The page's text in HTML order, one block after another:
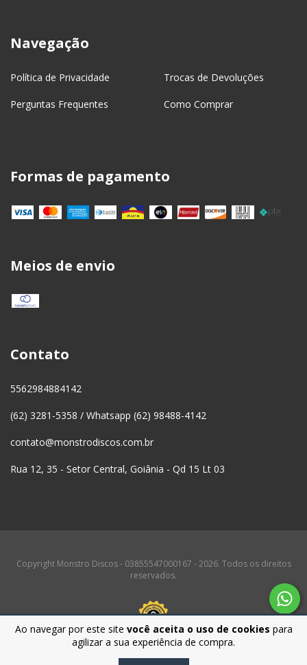
Ao navegar por este site você aceita o uso de cookies para
agilizar a sua experiência de compra.
Navegação
Política de Privacidade Trocas de Devoluções
Perguntas Frequentes Como Comprar
Formas de pagamento
Meios de envio
Contato
5562984884142
(62) 3281-5358 / Whatsapp (62) 98488-4142
contato@monstrodiscos.com.br
Rua 12, 35 - Setor Central, Goiânia - Qd 15 Lt 03
Copyright Monstro Discos - 03855547000167 - 2026. Todos os direitos
reservados.